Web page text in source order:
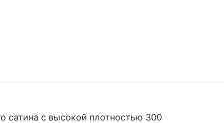
сатина с высокой плотностью 300